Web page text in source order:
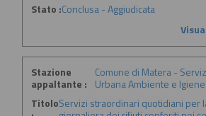
Stato :Conclusa - Aggiudicata
Stazione
appaltante :
Comune di Matera -
Urbana Ambiente e Igiene
TitoloServizi straordinari quotidiani per